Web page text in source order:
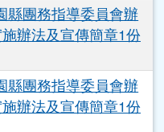
縣團務指導委員會辦
辦法及宣傳簡章1份
縣團務指導委員會辦
辦法及宣傳簡章1份